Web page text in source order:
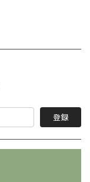
登録